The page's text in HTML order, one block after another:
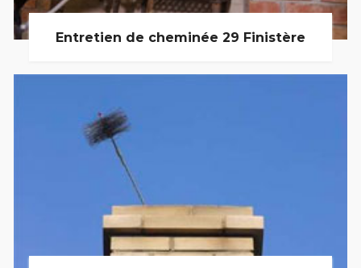
Entretien de cheminée 29 Finistère